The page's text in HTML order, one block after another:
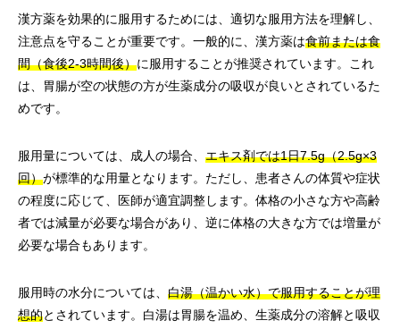
漢方薬を効果的に服用するためには、適切な服用方法を理解し、
注意点を守ることが重要です。一般的に、漢方薬は食前または食
間（食後2-3時間後）に服用することが推奨されています。これ
は、胃腸が空の状態の方が生薬成分の吸収が良いとされているた
めです。
服用量については、成人の場合、 エキス剤では1日7.5g（2.5g×3
回）が標準的な用量となります。ただし、患者さんの体質や症状
の程度に応じて、医師が適宜調整します。体格の小さな方や高齢
者では減量が必要な場合があり、逆に体格の大きな方では増量が
必要な場合もあります。
服用時の水分については、 白湯（温かい水）で服用することが理
想的とされています。白湯は胃腸を温め、生薬成分の溶解と吸収